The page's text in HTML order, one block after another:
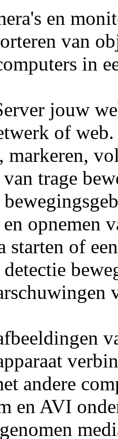
en
van
in
jouw
of web.
markeren,
trage
opnemen
starten of
andere
en AVI